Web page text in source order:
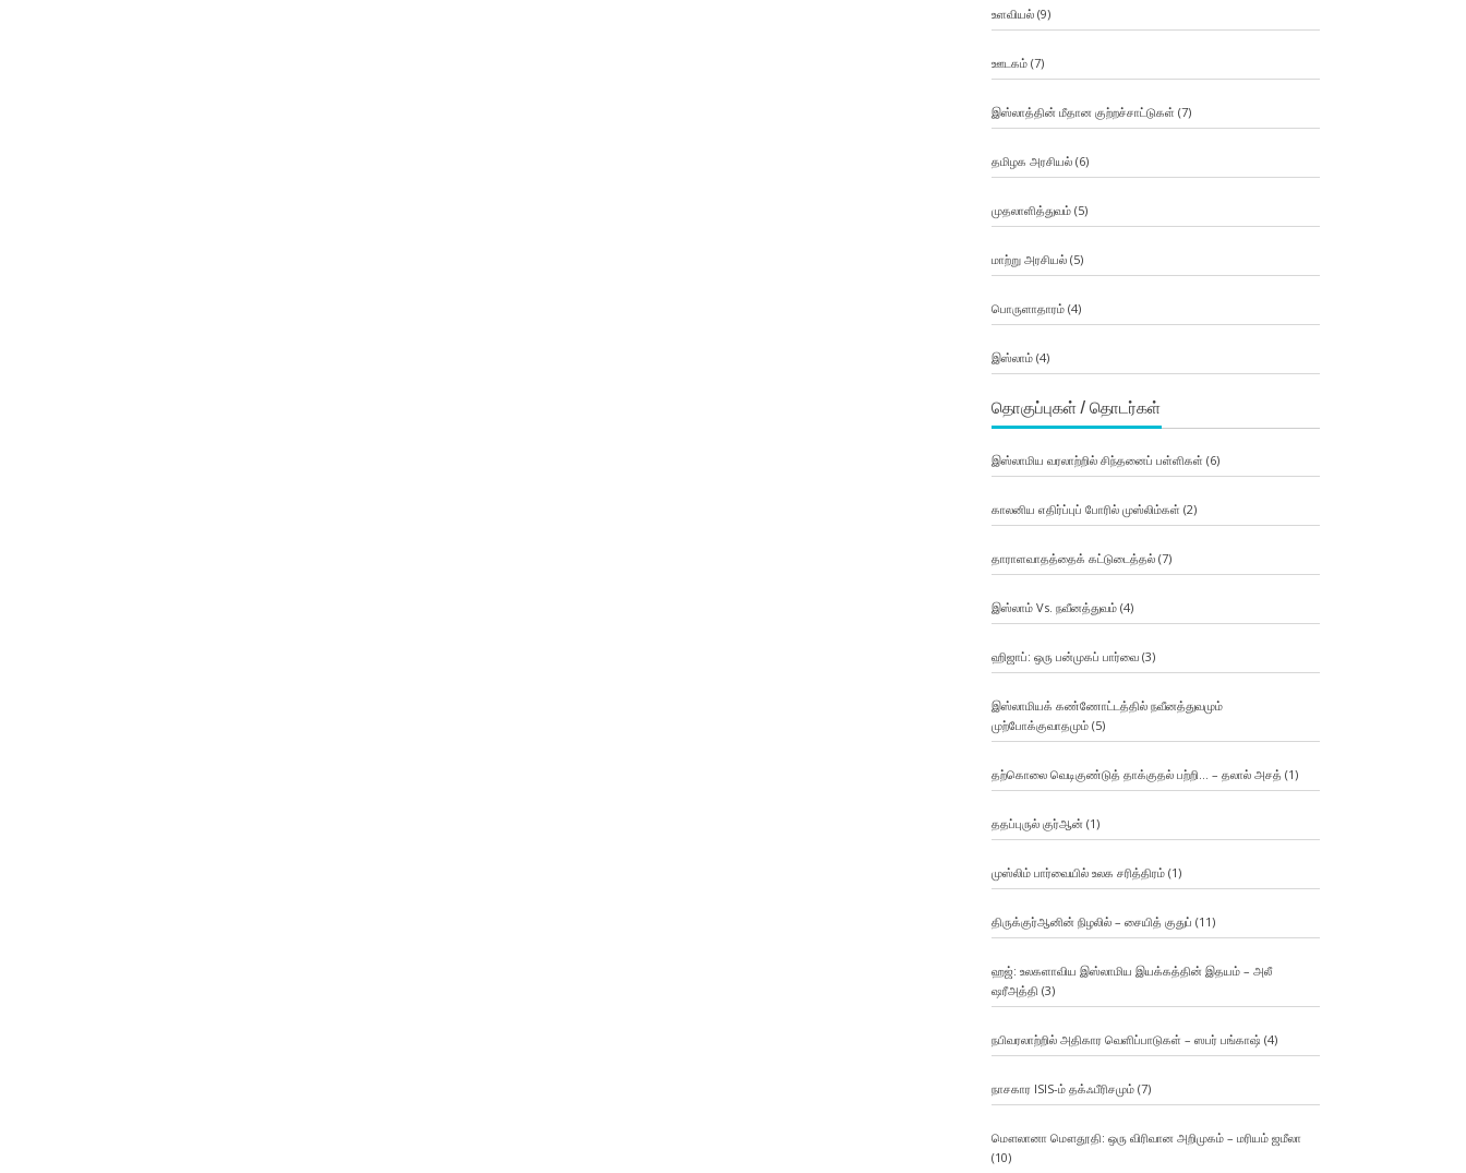
உளவியல்(9)
ஊடகம்(7)
இஸ்லாத்தின் மீதான குற்றச்சாட்டுகள் (7)
தமிழக அரசியல்(6)
முதலாளித்துவம்(5)
மாற்று அரசியல்(5)
பொருளாதாரம்(4)
இஸ்லாம்(4)
தொகுப்புகள் / தொடர்கள்
இஸ்லாமிய வரலாற்றில் சிந்தனைப் பள்ளிகள் (6)
காலனிய எதிர்ப்புப் போரில் முஸ்லிம்கள் (2)
தாராளவாதத்தைக் கட்டுடைத்தல்(7)
இஸ்லாம் Vs. நவீனத்துவம்(4)
ஹிஜாப்: ஒரு பன்முகப் பார்வை(3)
இஸ்லாமியக் கண்ணோட்டத்தில் நவீனத்துவமும்
முற்போக்குவாதமும்(5)
தற்கொலை வெடிகுண்டுத் தாக்குதல் பற்றி… – தலால் அசத் (1)
ததப்புருல் குர்ஆன் (1)
முஸ்லிம் பார்வையில் உலக சரித்திரம்(1)
திருக்குர்ஆனின் நிழலில் – சையித் குதுப் (11)
ஹஜ்: உலகளாவிய இஸ்லாமிய இயக்கத்தின் இதயம் – அலீ
ஷரீஅத்தி (3)
நபிவரலாற்றில் அதிகார வெளிப்பாடுகள் – ஸபர் பங்காஷ் (4)
நாசகார ISIS-ம் தக்ஃபீரிசமும்(7)
மௌலானா மௌதூதி: ஒரு விரிவான அறிமுகம் – மரியம் ஜமீலா
(10)